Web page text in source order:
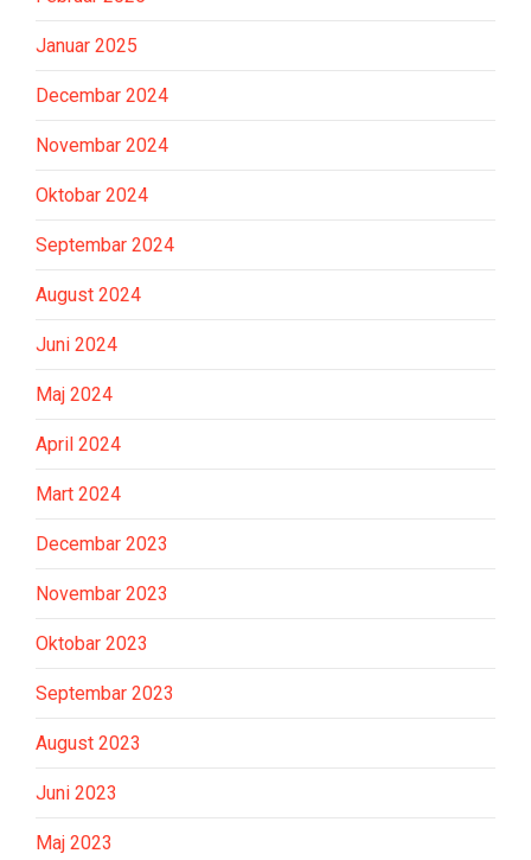
Januar 2025
Decembar 2024
Novembar 2024
Oktobar 2024
Septembar 2024
August 2024
Juni 2024
Maj 2024
April 2024
Mart 2024
Decembar 2023
Novembar 2023
Oktobar 2023
Septembar 2023
August 2023
Juni 2023
Maj 2023